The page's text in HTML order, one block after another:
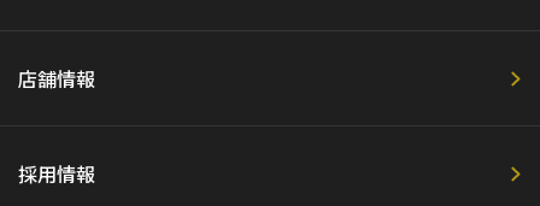
店舗情報
採用情報